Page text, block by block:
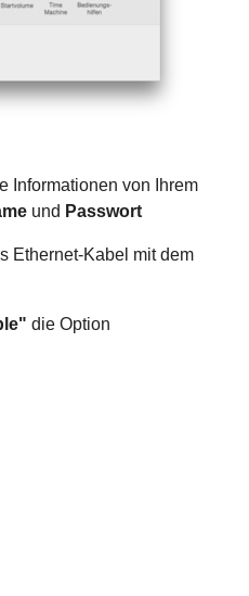
Informationen von Ihrem
und Passwort
Ethernet-Kabel mit dem
die Option